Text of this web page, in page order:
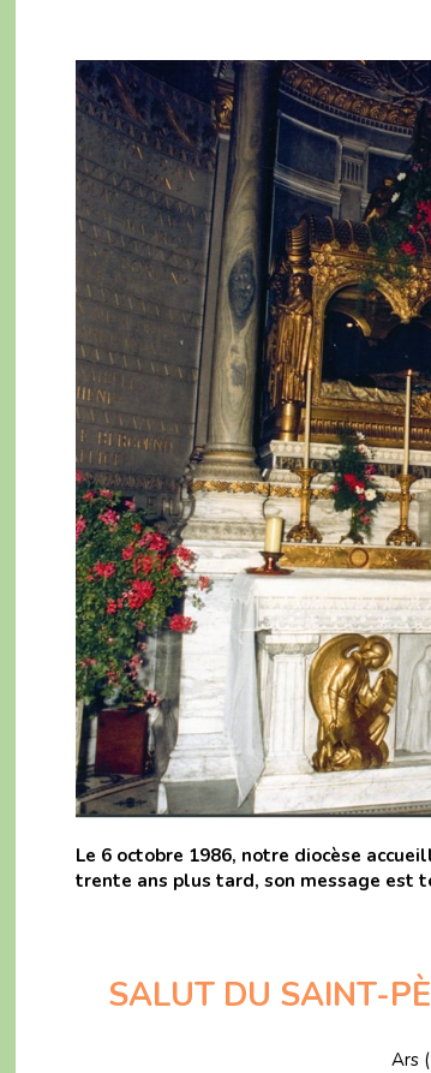
Le 6 octobre 1986, notre diocèse
trente ans plus tard, son message est
SALUT DU SAINT-
Ars